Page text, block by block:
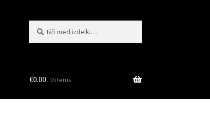
€0.00 0 items